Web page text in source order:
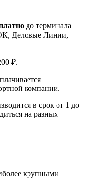
до терминала
Деловые Линии,
₽.
ртной компании.
в срок от 1 до
на разных
крупными